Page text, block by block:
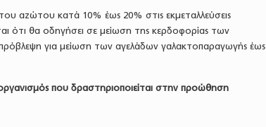
αζώτου κατά 10% έως 20% στις εκμεταλλεύσεις
ότι θα οδηγήσει σε μείωση της κερδοφορίας των
για μείωση των αγελάδων γαλακτοπαραγωγής έως
που δραστηριοποιείται στην προώθηση